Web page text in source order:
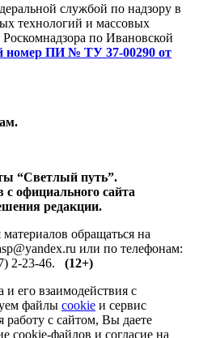
службой по надзору в
технологий и массовых
по Ивановской
номер ПИ № ТУ 37-00290 от
“Светлый путь”.
с официального сайта
редакции.
обращаться на
или по телефонам:
2-23-46. (12+)
его взаимодействия с
файлы cookie и сервис
с сайтом, Вы даете
cookie-файлов и согласие на